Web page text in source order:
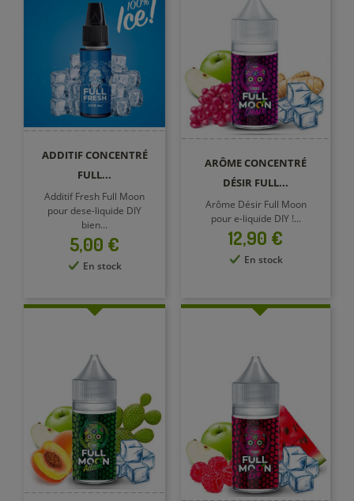
ADDITIF CONCENTRÉ
FULL...
Additif Fresh Full Moon
pour dese-liquide DIY
bien...
Prix
5,00 €
En stock
ARÔME CONCENTRÉ
DÉSIR FULL...
Arôme Désir Full Moon
pour e-liquide DIY !...
Prix
12,90 €
En stock